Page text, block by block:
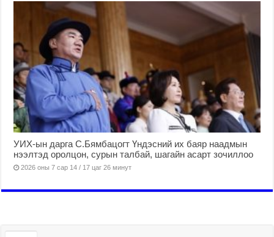
УИХ-ын дарга С.Бямбацогт Үндэсний их баяр наадмын
нээлтэд оролцон, сурын талбай, шагайн асарт зочиллоо
2026 оны 7 сар 14 / 17 цаг 26 минут